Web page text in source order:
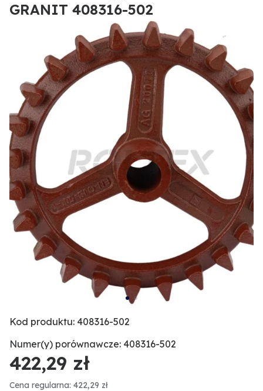
GRANIT 408316-502
Kod produktu: 408316-502
Numer(y) porównawcze: 408316-502
422,29 zł
Cena regularna: 422,29 zł